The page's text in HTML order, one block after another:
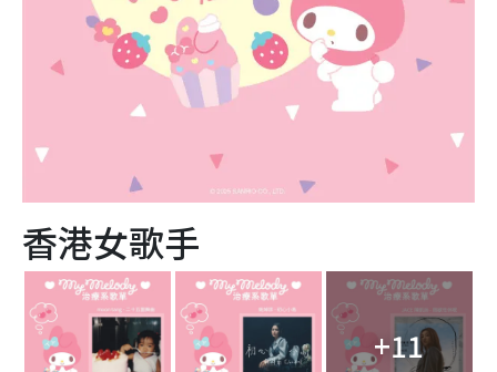
香港女歌手
+11